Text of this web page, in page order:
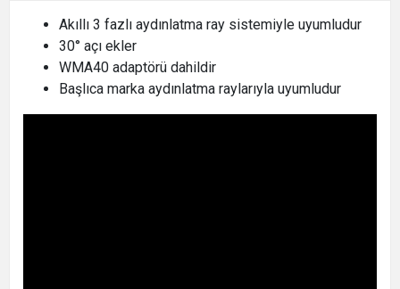
Akıllı 3 fazlı aydınlatma ray sistemiyle uyumludur
30° açı ekler
WMA40 adaptörü dahildir
Başlıca marka aydınlatma raylarıyla uyumludur